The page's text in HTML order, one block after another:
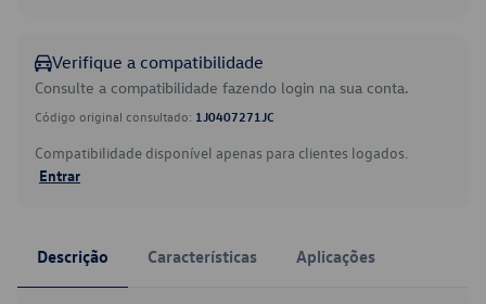
Verifique a compatibilidade
Consulte a compatibilidade fazendo login na sua conta.
Código original consultado: 1J0407271JC
Compatibilidade disponível apenas para clientes logados.
Entrar
Descrição Características Aplicações